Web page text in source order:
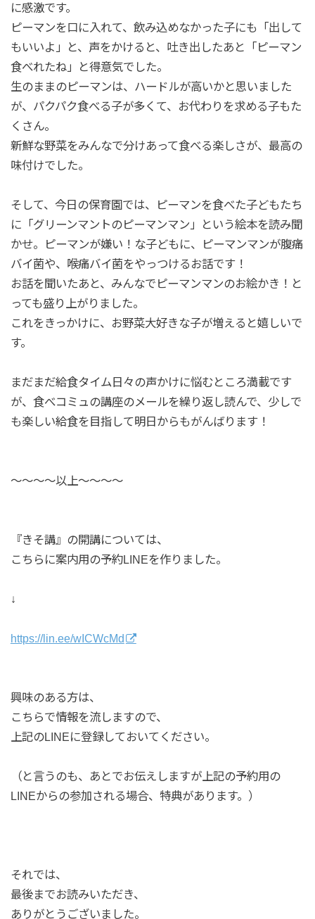
に感激です。
ピーマンを口に入れて、飲み込めなかった子にも「出して
もいいよ」と、声をかけると、吐き出したあと「ピーマン
食べれたね」と得意気でした。
生のままのピーマンは、ハードルが高いかと思いました
が、パクパク食べる子が多くて、お代わりを求める子もた
くさん。
新鮮な野菜をみんなで分けあって食べる楽しさが、最高の
味付けでした。
そして、今日の保育園では、ピーマンを食べた子どもたち
に「グリーンマントのピーマンマン」という絵本を読み聞
かせ。ピーマンが嫌い！な子どもに、ピーマンマンが腹痛
バイ菌や、喉痛バイ菌をやっつけるお話です！
お話を聞いたあと、みんなでピーマンマンのお絵かき！と
っても盛り上がりました。
これをきっかけに、お野菜大好きな子が増えると嬉しいで
す。
まだまだ給食タイム日々の声かけに悩むところ満載です
が、食べコミュの講座のメールを繰り返し読んで、少しで
も楽しい給食を目指して明日からもがんばります！
〜〜〜〜以上〜〜〜〜
『きそ講』の開講については、
こちらに案内用の予約LINEを作りました。
↓
https://lin.ee/wICWcMd
興味のある方は、
こちらで情報を流しますので、
上記のLINEに登録しておいてください。
（と言うのも、あとでお伝えしますが上記の予約用の
LINEからの参加される場合、特典があります。）
それでは、
最後までお読みいただき、
ありがとうございました。